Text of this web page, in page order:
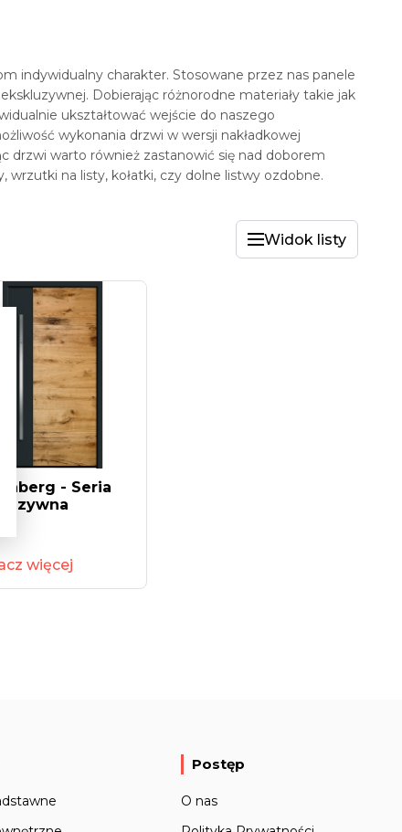
indywidualny charakter. Stosowane przez nas panele
Dobierając różnorodne materiały takie jak
ukształtować wejście do naszego
wykonania drzwi w wersji nakładkowej
drzwi warto również zastanowić się nad doborem
na listy, kołatki, czy dolne listwy ozdobne.
Widok listy
- Seria
więcej
Postęp
O nas